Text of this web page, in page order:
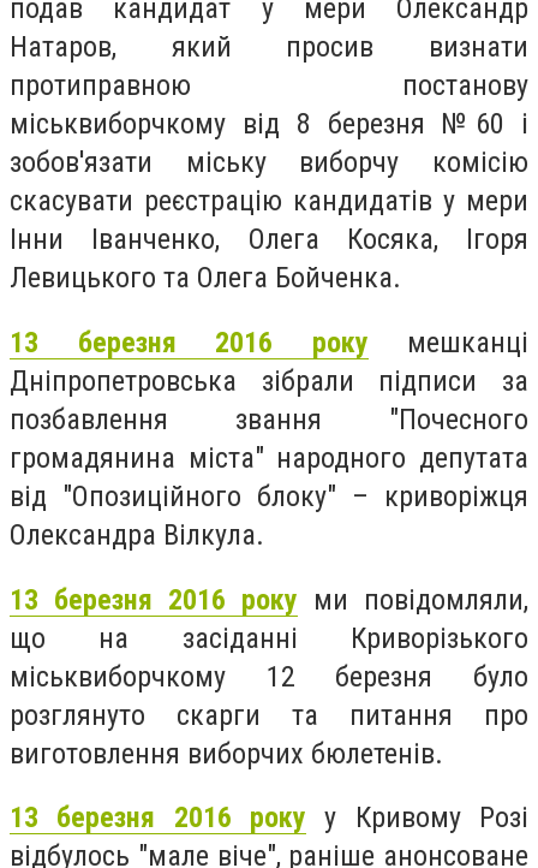
подав кандидат у мери Олександр
Натаров, який просив визнати
протиправною постанову
міськвиборчкому від 8 березня №60 і
зобов'язати міську виборчу комісію
скасувати реєстрацію кандидатів у мери
Інни Іванченко, Олега Косяка, Ігоря
Левицького та Олега Бойченка.
13 березня 2016 року мешканці
Дніпропетровська зібрали підписи за
позбавлення звання "Почесного
громадянина міста" народного депутата
від "Опозиційного блоку" – криворіжця
Олександра Вілкула.
13 березня 2016 року ми повідомляли,
що на засіданні Криворізького
міськвиборчкому 12 березня було
розглянуто скарги та питання про
виготовлення виборчих бюлетенів.
13 березня 2016 року у Кривому Розі
відбулось "мале віче", раніше анонсоване